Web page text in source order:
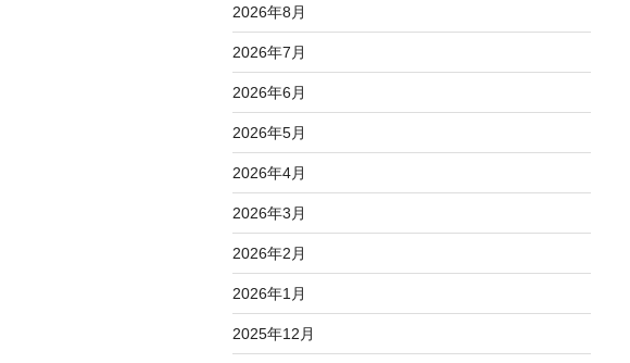
2026年8月
2026年7月
2026年6月
2026年5月
2026年4月
2026年3月
2026年2月
2026年1月
2025年12月